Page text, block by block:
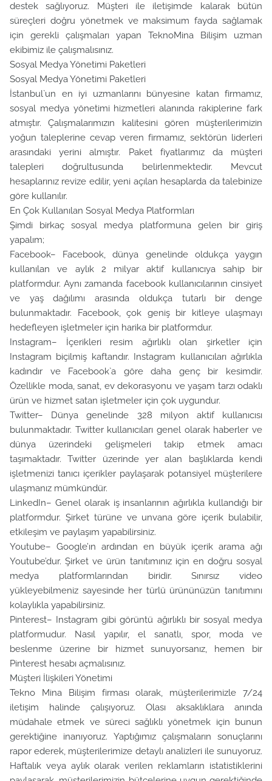
destek sağlıyoruz. Müşteri ile iletişimde kalarak bütün
süreçleri doğru yönetmek ve maksimum fayda sağlamak
için gerekli çalışmaları yapan TeknoMina Bilişim uzman
ekibimiz ile çalışmalısınız.
Sosyal Medya Yönetimi Paketleri
Sosyal Medya Yönetimi Paketleri
İstanbul`un en iyi uzmanlarını bünyesine katan firmamız,
sosyal medya yönetimi hizmetleri alanında rakiplerine fark
atmıştır. Çalışmalarımızın kalitesini gören müşterilerimizin
yoğun taleplerine cevap veren firmamız, sektörün liderleri
arasındaki yerini almıştır. Paket fiyatlarımız da müşteri
talepleri doğrultusunda belirlenmektedir. Mevcut
hesaplarınız revize edilir, yeni açılan hesaplarda da talebinize
göre kullanılır.
En Çok Kullanılan Sosyal Medya Platformları
Şimdi birkaç sosyal medya platformuna gelen bir giriş
yapalım;
Facebook– Facebook, dünya genelinde oldukça yaygın
kullanılan ve aylık 2 milyar aktif kullanıcıya sahip bir
platformdur. Aynı zamanda facebook kullanıcılarının cinsiyet
ve yaş dağılımı arasında oldukça tutarlı bir denge
bulunmaktadır. Facebook, çok geniş bir kitleye ulaşmayı
hedefleyen işletmeler için harika bir platformdur.
Instagram– İçerikleri resim ağırlıklı olan şirketler için
Instagram biçilmiş kaftandır. Instagram kullanıcıları ağırlıkla
kadındır ve Facebook`a göre daha genç bir kesimdir.
Özellikle moda, sanat, ev dekorasyonu ve yaşam tarzı odaklı
ürün ve hizmet satan işletmeler için çok uygundur.
Twitter– Dünya genelinde 328 milyon aktif kullanıcısı
bulunmaktadır. Twitter kullanıcıları genel olarak haberler ve
dünya üzerindeki gelişmeleri takip etmek amacı
taşımaktadır. Twitter üzerinde yer alan başlıklarda kendi
işletmenizi tanıcı içerikler paylaşarak potansiyel müşterilere
ulaşmanız mümkündür.
LinkedIn– Genel olarak iş insanlarının ağırlıkla kullandığı bir
platformdur. Şirket türüne ve unvana göre içerik bulabilir,
etkileşim ve paylaşım yapabilirsiniz.
Youtube– Google’ın ardından en büyük içerik arama ağı
Youtube’dur. Şirket ve ürün tanıtımınız için en doğru sosyal
medya platformlarından biridir. Sınırsız video
yükleyebilmeniz sayesinde her türlü ürününüzün tanıtımını
kolaylıkla yapabilirsiniz.
Pinterest– Instagram gibi görüntü ağırlıklı bir sosyal medya
platformudur. Nasıl yapılır, el sanatlı, spor, moda ve
beslenme üzerine bir hizmet sunuyorsanız, hemen bir
Pinterest hesabı açmalısınız.
Müşteri İlişkileri Yönetimi
Tekno Mina Bilişim firması olarak, müşterilerimizle 7/24
iletişim halinde çalışıyoruz. Olası aksaklıklara anında
müdahale etmek ve süreci sağlıklı yönetmek için bunun
gerektiğine inanıyoruz. Yaptığımız çalışmaların sonuçlarını
rapor ederek, müşterilerimize detaylı analizleri ile sunuyoruz.
Haftalık veya aylık olarak verilen reklamların istatistiklerini